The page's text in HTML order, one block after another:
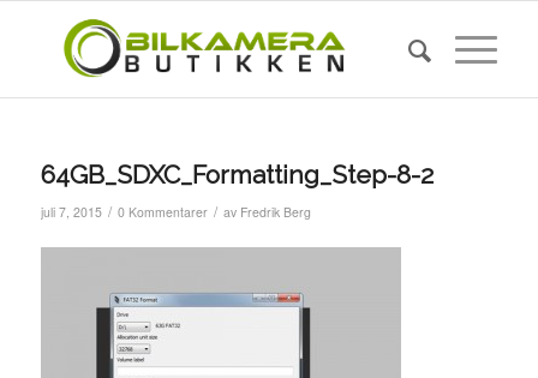
64GB_SDXC_Formatting_Step-8-2
juli 7, 2015 / 0 Kommentarer / av Fredrik Berg